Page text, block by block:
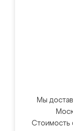
Мы
Стоимость